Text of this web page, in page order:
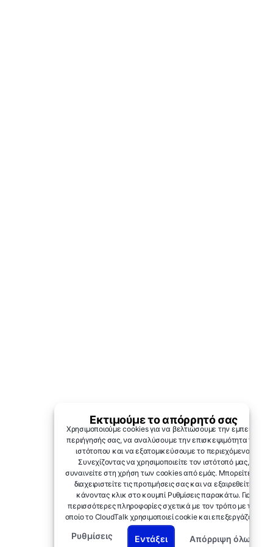
Εκτιμούμε το απόρρητό σας
Χρησιμοποιούμε cookies για να βελτιώσουμε την εμπειρία
περιήγησής σας, να αναλύσουμε την επισκεψιμότητα του
ιστότοπου και να εξατομικεύσουμε το περιεχόμενο.
Συνεχίζοντας να χρησιμοποιείτε τον ιστότοπό μας,
συναινείτε στη χρήση των cookies από εμάς. Μπορείτε να
διαχειριστείτε τις προτιμήσεις σας και να εξαιρεθείτε
κάνοντας κλικ στο κουμπί Ρυθμίσεις παρακάτω. Για
περισσότερες πληροφορίες σχετικά με τον τρόπο με τον
οποίο το CloudTalk χρησιμοποιεί cookie και επεξεργάζεται
τα δεδομένα σας, ανατρέξτε στη
Εντάξει Απόρριψη όλων
Ρυθμίσεις